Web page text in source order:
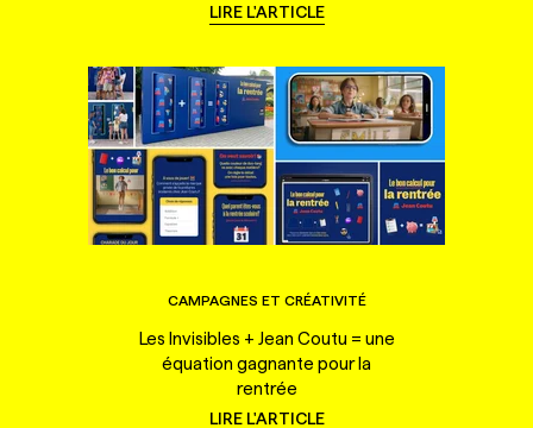
LIRE L'ARTICLE
CAMPAGNES ET CRÉATIVITÉ
Les Invisibles + Jean Coutu = une
équation gagnante pour la
rentrée
LIRE L'ARTICLE